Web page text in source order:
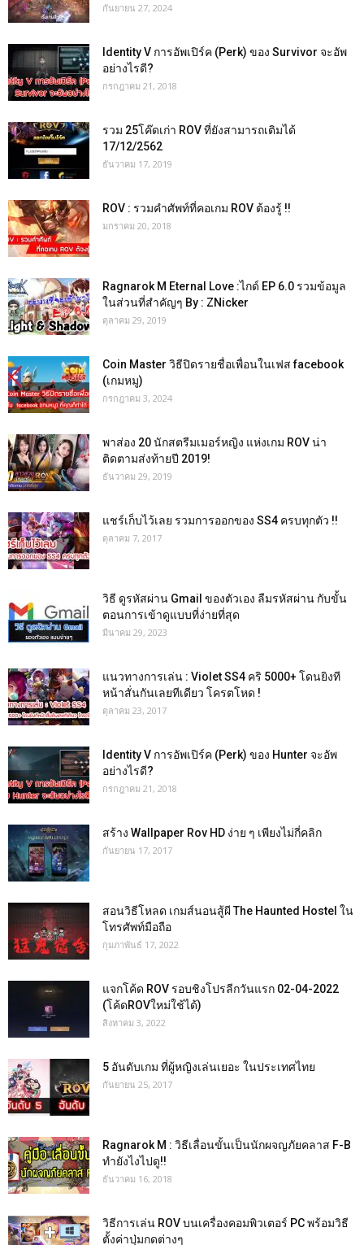
กันยายน 27, 2024
Identity V การอัพเปิร์ค (Perk) ของ Survivor จะอัพ
อย่างไรดี?
กรกฎาคม 21, 2018
รวม 25โค๊ดเก่า ROV ที่ยังสามารถเติมได้
17/12/2562
ธันวาคม 17, 2019
ROV : รวมคำศัพท์ที่คอเกม ROV ต้องรู้ !!
มกราคม 20, 2018
Ragnarok M Eternal Love :ไกด์ EP 6.0 รวมข้อมูล
ในส่วนที่สำคัญๆ By : ZNicker
ตุลาคม 29, 2019
Coin Master วิธีปิดรายชื่อเพื่อนในเฟส facebook
(เกมหมู)
กรกฎาคม 3, 2024
พาส่อง 20 นักสตรีมเมอร์หญิง แห่งเกม ROV น่า
ติดตามส่งท้ายปี 2019!
ธันวาคม 29, 2019
แชร์เก็บไว้เลย รวมการออกของ SS4 ครบทุกตัว !!
ตุลาคม 7, 2017
วิธี ดูรหัสผ่าน Gmail ของตัวเอง ลืมรหัสผ่าน กับขั้น
ตอนการเข้าดูแบบที่ง่ายที่สุด
มีนาคม 29, 2023
แนวทางการเล่น : Violet SS4 คริ 5000+ โดนยิงที
หน้าสั่นกันเลยทีเดียว โครตโหด !
ตุลาคม 23, 2017
Identity V การอัพเปิร์ค (Perk) ของ Hunter จะอัพ
อย่างไรดี?
กรกฎาคม 21, 2018
สร้าง Wallpaper Rov HD ง่าย ๆ เพียงไม่กี่คลิก
กันยายน 17, 2017
สอนวิธีโหลด เกมส์นอนสู้ผี The Haunted Hostel ใน
โทรศัพท์มือถือ
กุมภาพันธ์ 17, 2022
แจกโค้ด ROV รอบชิงโปรลีกวันแรก 02-04-2022
(โค้ดROVใหม่ใช้ได้)
สิงหาคม 3, 2022
5 อันดับเกม ที่ผู้หญิงเล่นเยอะ ในประเทศไทย
กันยายน 25, 2017
Ragnarok M : วิธีเลื่อนขั้นเป็นนักผจญภัยคลาส F-B
ทำยังไงไปดู!!
ธันวาคม 16, 2018
วิธีการเล่น ROV บนเครื่องคอมพิวเตอร์ PC พร้อมวิธี
ตั้งค่าปุ่มกดต่างๆ